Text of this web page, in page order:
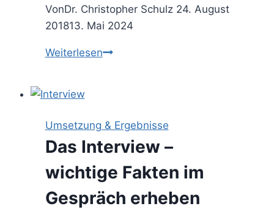
VonDr. Christopher Schulz 24. August
201813. Mai 2024
WeiterlesenAktives
12
Zuhörtechniken
zum
perfekten
Gesprächspartner
werden
Umsetzung & Ergebnisse
Das Interview –
wichtige Fakten im
Gespräch erheben